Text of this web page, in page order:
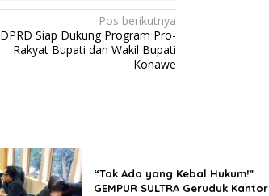
Pos berikutnya
DPRD Siap Dukung Program Pro-
Rakyat Bupati dan Wakil Bupati
Konawe
“Tak Ada yang Kebal Hukum!”
GEMPUR SULTRA Geruduk Kantor